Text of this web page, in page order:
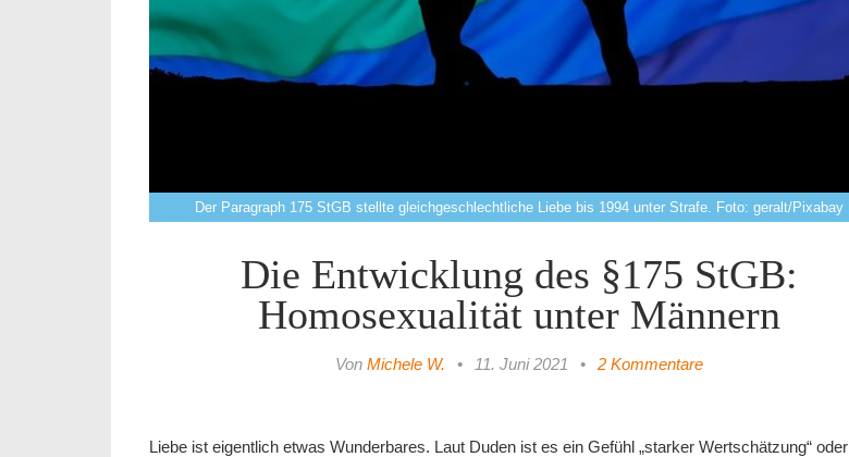
Der Paragraph 175 StGB stellte gleichgeschlechtliche Liebe bis 1994 unter Strafe. Foto: geralt/Pixabay
Die Entwicklung des §175 StGB:
Homosexualität unter Männern
Von Michele W. • 11. Juni 2021 • 2 Kommentare
Liebe ist eigentlich etwas Wunderbares. Laut Duden ist es ein Gefühl „starker Wertschätzung“ oder